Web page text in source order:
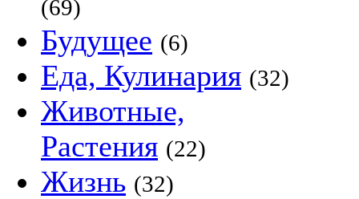
(69)
Будущее (6)
Еда, Кулинария (32)
Животные,
Растения (22)
Жизнь (32)